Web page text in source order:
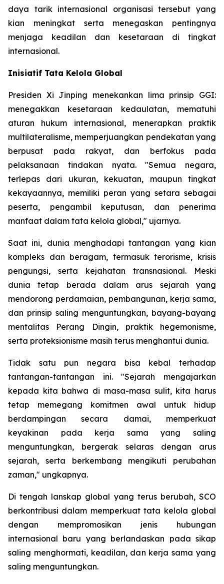
daya tarik internasional organisasi tersebut yang
kian meningkat serta menegaskan pentingnya
menjaga keadilan dan kesetaraan di tingkat
internasional.
Inisiatif Tata Kelola Global
Presiden Xi Jinping menekankan lima prinsip GGI:
menegakkan kesetaraan kedaulatan, mematuhi
aturan hukum internasional, menerapkan praktik
multilateralisme, memperjuangkan pendekatan yang
berpusat pada rakyat, dan berfokus pada
pelaksanaan tindakan nyata. "Semua negara,
terlepas dari ukuran, kekuatan, maupun tingkat
kekayaannya, memiliki peran yang setara sebagai
peserta, pengambil keputusan, dan penerima
manfaat dalam tata kelola global," ujarnya.
Saat ini, dunia menghadapi tantangan yang kian
kompleks dan beragam, termasuk terorisme, krisis
pengungsi, serta kejahatan transnasional. Meski
dunia tetap berada dalam arus sejarah yang
mendorong perdamaian, pembangunan, kerja sama,
dan prinsip saling menguntungkan, bayang-bayang
mentalitas Perang Dingin, praktik hegemonisme,
serta proteksionisme masih terus menghantui dunia.
Tidak satu pun negara bisa kebal terhadap
tantangan-tantangan ini. "Sejarah mengajarkan
kepada kita bahwa di masa-masa sulit, kita harus
tetap memegang komitmen awal untuk hidup
berdampingan secara damai, memperkuat
keyakinan pada kerja sama yang saling
menguntungkan, bergerak selaras dengan arus
sejarah, serta berkembang mengikuti perubahan
zaman," ungkapnya.
Di tengah lanskap global yang terus berubah, SCO
berkontribusi dalam memperkuat tata kelola global
dengan mempromosikan jenis hubungan
internasional baru yang berlandaskan pada sikap
saling menghormati, keadilan, dan kerja sama yang
saling menguntungkan.